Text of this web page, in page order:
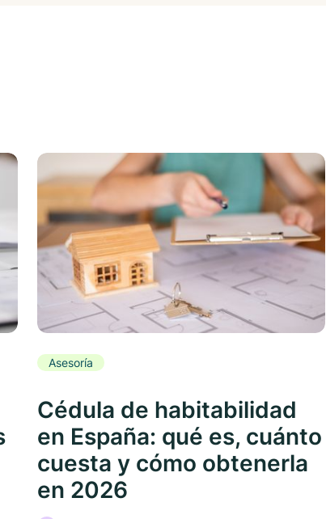
Asesoría
Cédula de habitabilidad
en España: qué es, cuánto
cuesta y cómo obtenerla
en 2026